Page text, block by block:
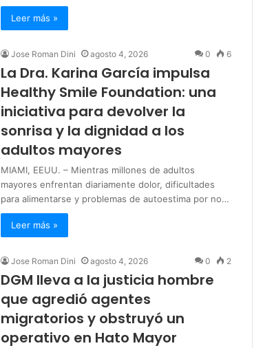
Leer más »
Jose Roman Dini agosto 4, 2026 0 6
La Dra. Karina García impulsa
Healthy Smile Foundation: una
iniciativa para devolver la
sonrisa y la dignidad a los
adultos mayores
MIAMI, EEUU. – Mientras millones de adultos
mayores enfrentan diariamente dolor, dificultades
para alimentarse y problemas de autoestima por no…
Leer más »
Jose Roman Dini agosto 4, 2026 0 2
DGM lleva a la justicia hombre
que agredió agentes
migratorios y obstruyó un
operativo en Hato Mayor